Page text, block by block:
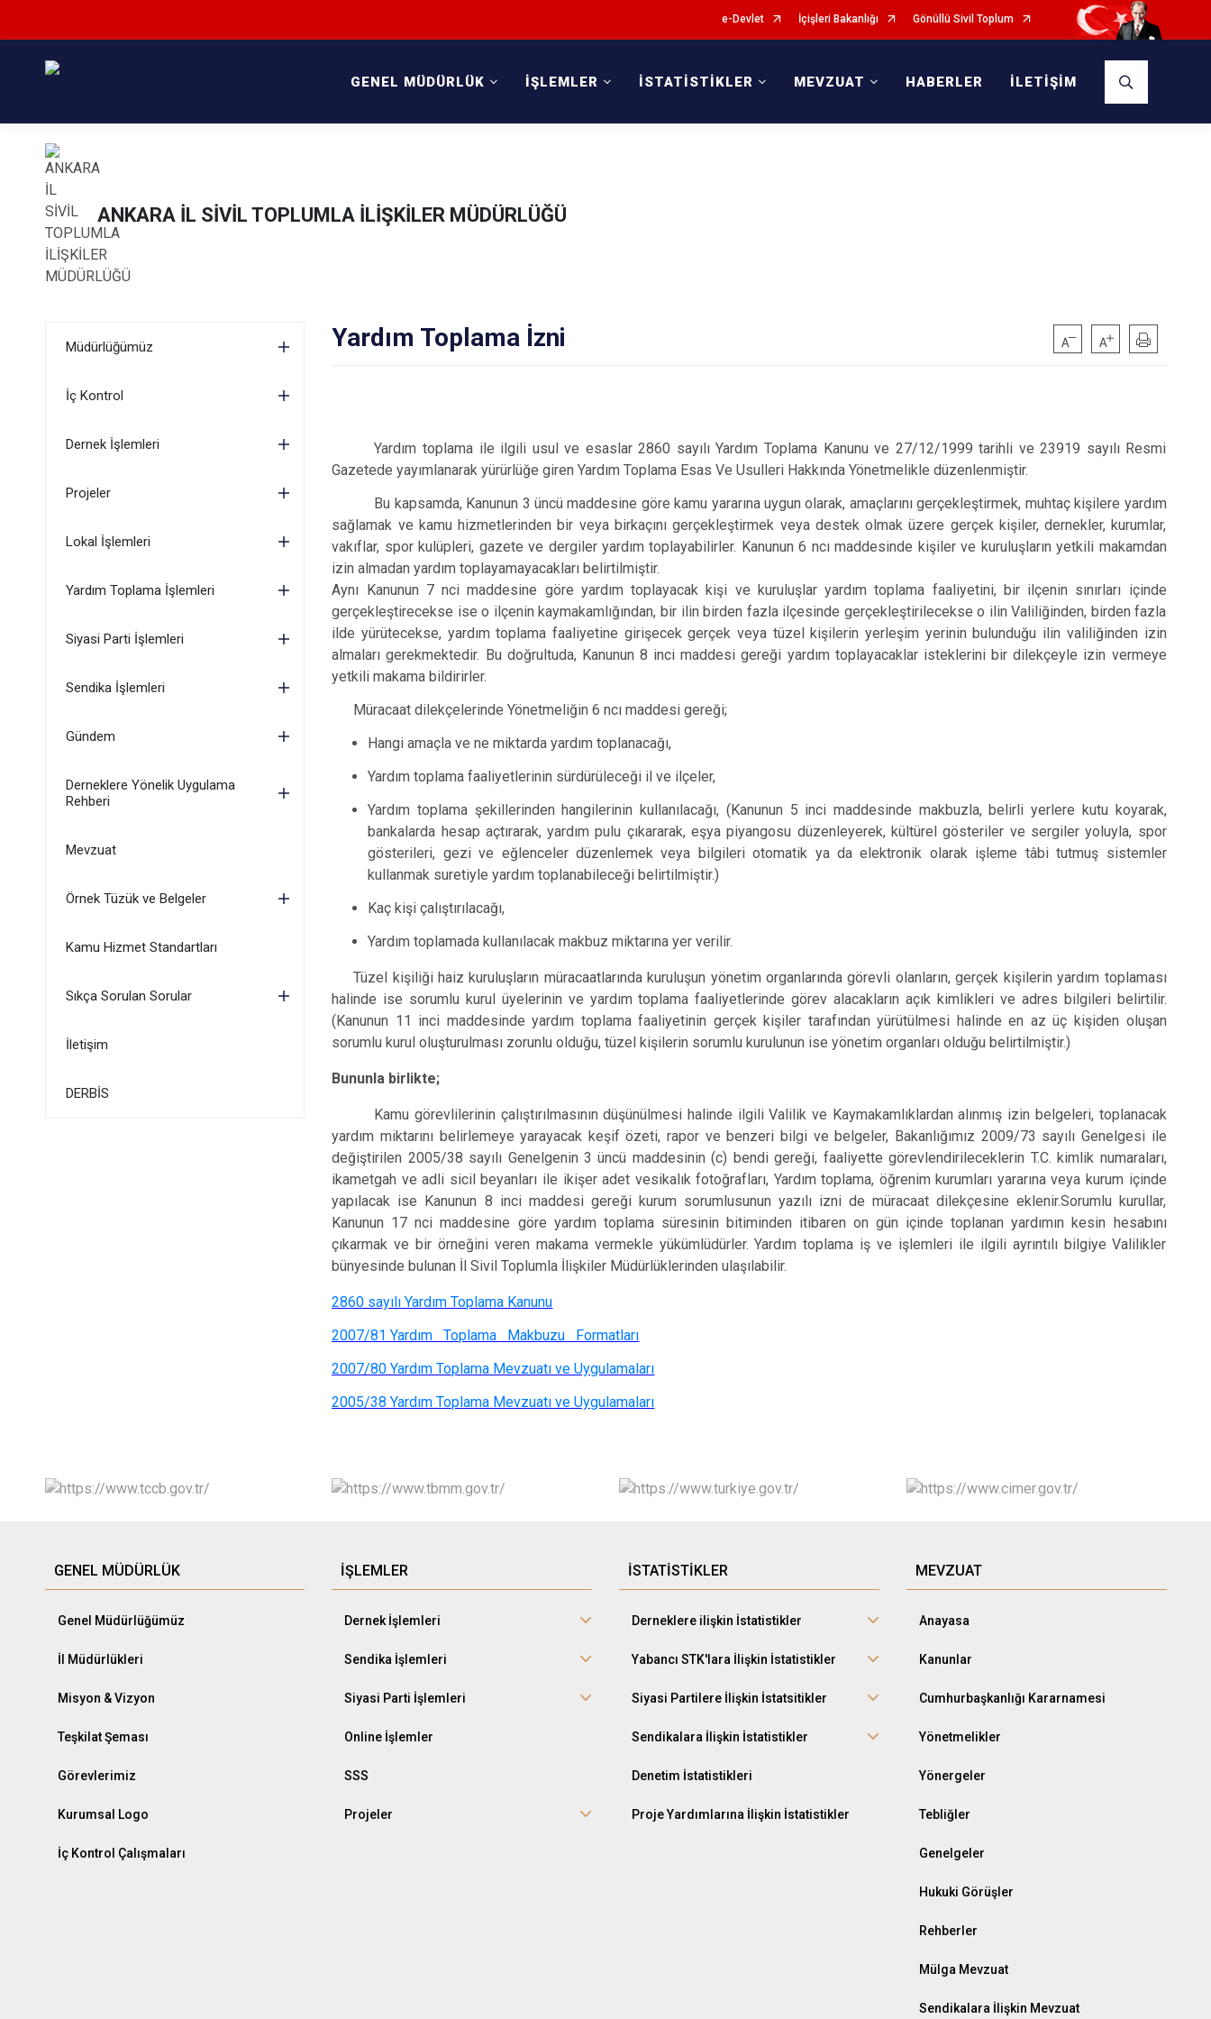
e-Devlet İçişleri Bakanlığı Gönüllü Sivil Toplum
GENEL MÜDÜRLÜK İŞLEMLER İSTATİSTİKLER MEVZUAT HABERLER İLETİŞİM
ANKARA İL SİVİL TOPLUMLA İLİŞKİLER MÜDÜRLÜĞÜ
Müdürlüğümüz
İç Kontrol
Dernek İşlemleri
Projeler
Lokal İşlemleri
Yardım Toplama İşlemleri
Siyasi Parti İşlemleri
Sendika İşlemleri
Gündem
Derneklere Yönelik Uygulama
Rehberi
Mevzuat
Örnek Tüzük ve Belgeler
Kamu Hizmet Standartları
Sıkça Sorulan Sorular
İletişim
DERBİS
Yardım Toplama İzni
Yardım toplama ile ilgili usul ve esaslar 2860 sayılı Yardım Toplama Kanunu ve 27/12/1999 tarihli ve 23919 sayılı Resmi
Gazetede yayımlanarak yürürlüğe giren Yardım Toplama Esas Ve Usulleri Hakkında Yönetmelikle düzenlenmiştir.
Bu kapsamda, Kanunun 3 üncü maddesine göre kamu yararına uygun olarak, amaçlarını gerçekleştirmek, muhtaç kişilere yardım
sağlamak ve kamu hizmetlerinden bir veya birkaçını gerçekleştirmek veya destek olmak üzere gerçek kişiler, dernekler, kurumlar,
vakıflar, spor kulüpleri, gazete ve dergiler yardım toplayabilirler. Kanunun 6 ncı maddesinde kişiler ve kuruluşların yetkili makamdan
izin almadan yardım toplayamayacakları belirtilmiştir.
Aynı Kanunun 7 nci maddesine göre yardım toplayacak kişi ve kuruluşlar yardım toplama faaliyetini, bir ilçenin sınırları içinde
gerçekleştirecekse ise o ilçenin kaymakamlığından, bir ilin birden fazla ilçesinde gerçekleştirilecekse o ilin Valiliğinden, birden fazla
ilde yürütecekse, yardım toplama faaliyetine girişecek gerçek veya tüzel kişilerin yerleşim yerinin bulunduğu ilin valiliğinden izin
almaları gerekmektedir. Bu doğrultuda, Kanunun 8 inci maddesi gereği yardım toplayacaklar isteklerini bir dilekçeyle izin vermeye
yetkili makama bildirirler.
Müracaat dilekçelerinde Yönetmeliğin 6 ncı maddesi gereği;
Hangi amaçla ve ne miktarda yardım toplanacağı,
Yardım toplama faaliyetlerinin sürdürüleceği il ve ilçeler,
Yardım toplama şekillerinden hangilerinin kullanılacağı, (Kanunun 5 inci maddesinde makbuzla, belirli yerlere kutu koyarak,
bankalarda hesap açtırarak, yardım pulu çıkararak, eşya piyangosu düzenleyerek, kültürel gösteriler ve sergiler yoluyla, spor
gösterileri, gezi ve eğlenceler düzenlemek veya bilgileri otomatik ya da elektronik olarak işleme tâbi tutmuş sistemler
kullanmak suretiyle yardım toplanabileceği belirtilmiştir.)
Kaç kişi çalıştırılacağı,
Yardım toplamada kullanılacak makbuz miktarına yer verilir.
Tüzel kişiliği haiz kuruluşların müracaatlarında kuruluşun yönetim organlarında görevli olanların, gerçek kişilerin yardım toplaması
halinde ise sorumlu kurul üyelerinin ve yardım toplama faaliyetlerinde görev alacakların açık kimlikleri ve adres bilgileri belirtilir.
(Kanunun 11 inci maddesinde yardım toplama faaliyetinin gerçek kişiler tarafından yürütülmesi halinde en az üç kişiden oluşan
sorumlu kurul oluşturulması zorunlu olduğu, tüzel kişilerin sorumlu kurulunun ise yönetim organları olduğu belirtilmiştir.)
Bununla birlikte;
Kamu görevlilerinin çalıştırılmasının düşünülmesi halinde ilgili Valilik ve Kaymakamlıklardan alınmış izin belgeleri, toplanacak
yardım miktarını belirlemeye yarayacak keşif özeti, rapor ve benzeri bilgi ve belgeler, Bakanlığımız 2009/73 sayılı Genelgesi ile
değiştirilen 2005/38 sayılı Genelgenin 3 üncü maddesinin (c) bendi gereği, faaliyette görevlendirileceklerin T.C. kimlik numaraları,
ikametgah ve adli sicil beyanları ile ikişer adet vesikalık fotoğrafları, Yardım toplama, öğrenim kurumları yararına veya kurum içinde
yapılacak ise Kanunun 8 inci maddesi gereği kurum sorumlusunun yazılı izni de müracaat dilekçesine eklenir.Sorumlu kurullar,
Kanunun 17 nci maddesine göre yardım toplama süresinin bitiminden itibaren on gün içinde toplanan yardımın kesin hesabını
çıkarmak ve bir örneğini veren makama vermekle yükümlüdürler. Yardım toplama iş ve işlemleri ile ilgili ayrıntılı bilgiye Valilikler
bünyesinde bulunan İl Sivil Toplumla İlişkiler Müdürlüklerinden ulaşılabilir.
2860 sayılı Yardım Toplama Kanunu
2007/81 Yardım Toplama Makbuzu Formatları
2007/80 Yardım Toplama Mevzuatı ve Uygulamaları
2005/38 Yardım Toplama Mevzuatı ve Uygulamaları
GENEL MÜDÜRLÜK
Genel Müdürlüğümüz
İl Müdürlükleri
Misyon & Vizyon
Teşkilat Şeması
Görevlerimiz
Kurumsal Logo
İç Kontrol Çalışmaları
İŞLEMLER
Dernek İşlemleri
Sendika İşlemleri
Siyasi Parti İşlemleri
Online İşlemler
SSS
Projeler
İSTATİSTİKLER
Derneklere ilişkin İstatistikler
Yabancı STK'lara İlişkin İstatistikler
Siyasi Partilere İlişkin İstatsitikler
Sendikalara İlişkin İstatistikler
Denetim İstatistikleri
Proje Yardımlarına İlişkin İstatistikler
MEVZUAT
Anayasa
Kanunlar
Cumhurbaşkanlığı Kararnamesi
Yönetmelikler
Yönergeler
Tebliğler
Genelgeler
Hukuki Görüşler
Rehberler
Mülga Mevzuat
Sendikalara İlişkin Mevzuat